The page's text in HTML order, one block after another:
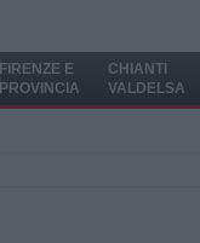
FIRENZE E
PROVINCIA
CHIANTI
VALDELSA